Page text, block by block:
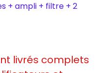
+ ampli + filtre + 2
livrés complets